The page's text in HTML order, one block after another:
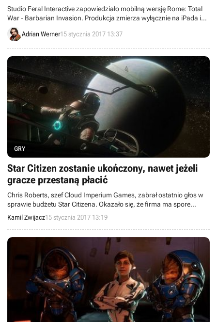
Studio Feral Interactive zapowiedziało mobilną wersję Rome: Total
War - Barbarian Invasion. Produkcja zmierza wyłącznie na iPada i
ukaże się jako samodzielna gra. Premiera ma nastąpić w marcu
tego roku.
Adrian Werner15 stycznia 2017 13:37
GRY
Star Citizen zostanie ukończony, nawet jeżeli
gracze przestaną płacić
Chris Roberts, szef Cloud Imperium Games, zabrał ostatnio głos w
sprawie budżetu Star Citizena. Okazało się, że firma ma spore
rezerwy, które umożliwiłyby dokończenie Squadron 42, nawet gdyby
wpłaty od graczy nagle przestałyby przychodzić. Z kolei ukończony
single player przynosiłby dochody, z których sfinansowano by resztę
projektu.
Kamil Zwijacz15 stycznia 2017 13:19